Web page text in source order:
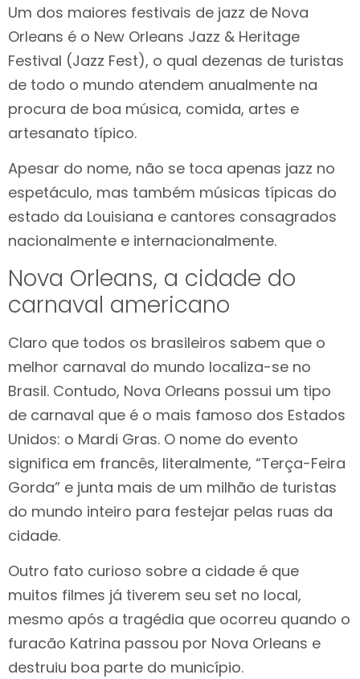
Um dos maiores festivais de jazz de Nova
Orleans é o New Orleans Jazz & Heritage
Festival (Jazz Fest), o qual dezenas de turistas
de todo o mundo atendem anualmente na
procura de boa música, comida, artes e
artesanato típico.
Apesar do nome, não se toca apenas jazz no
espetáculo, mas também músicas típicas do
estado da Louisiana e cantores consagrados
nacionalmente e internacionalmente.
Nova Orleans, a cidade do
carnaval americano
Claro que todos os brasileiros sabem que o
melhor carnaval do mundo localiza-se no
Brasil. Contudo, Nova Orleans possui um tipo
de carnaval que é o mais famoso dos Estados
Unidos: o Mardi Gras. O nome do evento
significa em francês, literalmente, “Terça-Feira
Gorda” e junta mais de um milhão de turistas
do mundo inteiro para festejar pelas ruas da
cidade.
Outro fato curioso sobre a cidade é que
muitos filmes já tiverem seu set no local,
mesmo após a tragédia que ocorreu quando o
furacão Katrina passou por Nova Orleans e
destruiu boa parte do município.